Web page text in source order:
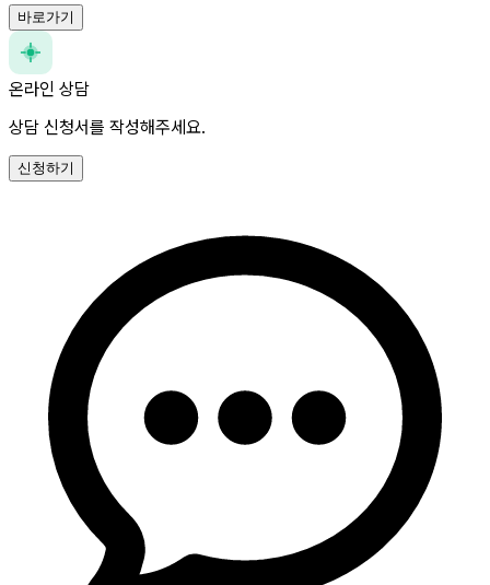
바로가기
온라인 상담
상담 신청서를 작성해주세요.
신청하기